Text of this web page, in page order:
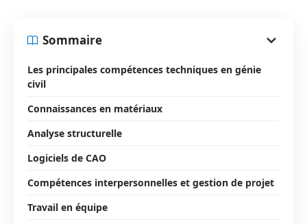
Sommaire
Les principales compétences techniques en génie
civil
Connaissances en matériaux
Analyse structurelle
Logiciels de CAO
Compétences interpersonnelles et gestion de projet
Travail en équipe